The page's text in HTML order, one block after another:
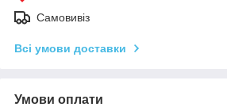
Самовивіз
Всі умови доставки
Умови оплати